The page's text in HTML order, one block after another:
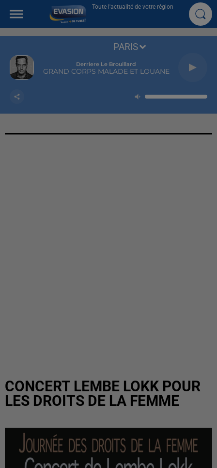
Toute l'actualité de votre région
Derriere Le Brouillard
GRAND CORPS MALADE ET LOUANE
PARIS
CONCERT LEMBE LOKK POUR
LES DROITS DE LA FEMME